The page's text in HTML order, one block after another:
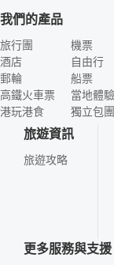
我們的產品
旅行團
酒店
郵輪
高鐵火車票
港玩港食
機票
自由行
船票
當地體驗
獨立包團
旅遊資訊
旅遊攻略
更多服務與支援